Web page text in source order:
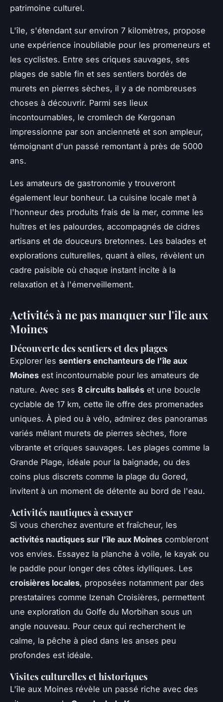
patrimoine culturel.
L'île, s'étendant sur environ 7 kilomètres, propose
une expérience inoubliable pour les promeneurs et
les cyclistes. Entre ses criques sauvages, ses
plages de sable fin et ses sentiers bordés de
murets en pierres sèches, il y a de nombreuses
choses à découvrir. Parmi ses lieux
incontournables, le cromlech de Kergonan
impressionne par son ancienneté et son ampleur,
témoignant d'un passé remontant à près de 5000
ans.
Les amateurs de gastronomie y trouveront
également leur bonheur. La cuisine locale met à
l'honneur des produits frais de la mer, comme les
huîtres et les palourdes, accompagnés de cidres
artisans et de douceurs bretonnes. Les balades et
explorations culturelles, quant à elles, révèlent un
cadre paisible où chaque instant incite à la
relaxation et à l'émerveillement.
Activités à ne pas manquer sur l'île aux
Moines
Découverte des sentiers et des plages
Explorer les sentiers enchanteurs de l'île aux
Moines est incontournable pour les amateurs de
nature. Avec ses 8 circuits balisés et une boucle
cyclable de 17 km, cette île offre des promenades
uniques. À pied ou à vélo, admirez des panoramas
variés mêlant murets de pierres sèches, flore
vibrante et criques sauvages. Les plages comme la
Grande Plage, idéale pour la baignade, ou des
coins plus discrets comme la plage du Gored,
invitent à un moment de détente au bord de l'eau.
Activités nautiques à essayer
Si vous cherchez aventure et fraîcheur, les
activités nautiques sur l'île aux Moines combleront
vos envies. Essayez la planche à voile, le kayak ou
le paddle pour longer des côtes idylliques. Les
croisières locales, proposées notamment par des
prestataires comme Izenah Croisières, permettent
une exploration du Golfe du Morbihan sous un
angle nouveau. Pour ceux qui recherchent le
calme, la pêche à pied dans les anses peu
profondes est idéale.
Visites culturelles et historiques
L'île aux Moines révèle un passé riche avec des